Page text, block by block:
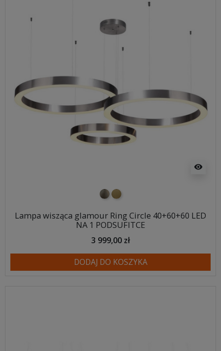
visibility
nikiel szczotkowany
mosiądz szczotkowany
Lampa wisząca glamour Ring Circle 40+60+60 LED
NA 1 PODSUFITCE
3 999,00 zł
DODAJ DO KOSZYKA